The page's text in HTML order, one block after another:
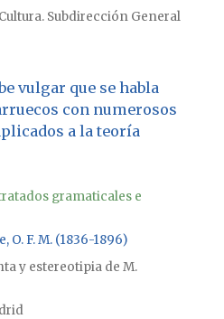
Subdirección General
vulgar que se habla
con numerosos
a la teoría
gramaticales e
O. F. M. (1836-1896)
y estereotipia de M.